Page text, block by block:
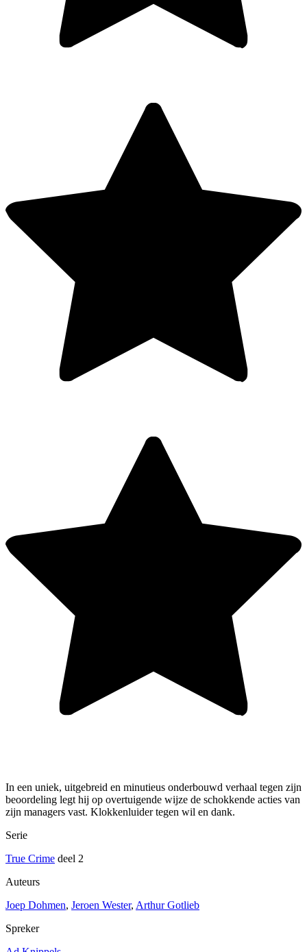
In een uniek, uitgebreid en minutieus onderbouwd verhaal tegen zijn
beoordeling legt hij op overtuigende wijze de schokkende acties van
zijn managers vast. Klokkenluider tegen wil en dank.
Serie
True Crime deel 2
Auteurs
Joep Dohmen, Jeroen Wester, Arthur Gotlieb
Spreker